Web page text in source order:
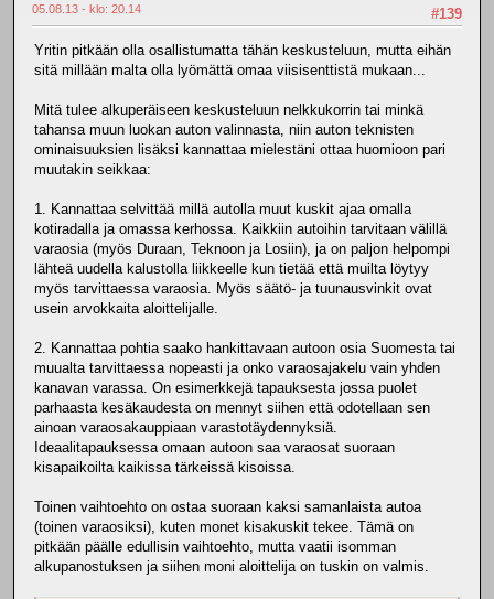
#139
05.08.13 - klo: 20.14
Yritin pitkään olla osallistumatta tähän keskusteluun, mutta eihän
sitä millään malta olla lyömättä omaa viisisenttistä mukaan...
Mitä tulee alkuperäiseen keskusteluun nelkkukorrin tai minkä
tahansa muun luokan auton valinnasta, niin auton teknisten
ominaisuuksien lisäksi kannattaa mielestäni ottaa huomioon pari
muutakin seikkaa:
1. Kannattaa selvittää millä autolla muut kuskit ajaa omalla
kotiradalla ja omassa kerhossa. Kaikkiin autoihin tarvitaan välillä
varaosia (myös Duraan, Teknoon ja Losiin), ja on paljon helpompi
lähteä uudella kalustolla liikkeelle kun tietää että muilta löytyy
myös tarvittaessa varaosia. Myös säätö- ja tuunausvinkit ovat
usein arvokkaita aloittelijalle.
2. Kannattaa pohtia saako hankittavaan autoon osia Suomesta tai
muualta tarvittaessa nopeasti ja onko varaosajakelu vain yhden
kanavan varassa. On esimerkkejä tapauksesta jossa puolet
parhaasta kesäkaudesta on mennyt siihen että odotellaan sen
ainoan varaosakauppiaan varastotäydennyksiä.
Ideaalitapauksessa omaan autoon saa varaosat suoraan
kisapaikoilta kaikissa tärkeissä kisoissa.
Toinen vaihtoehto on ostaa suoraan kaksi samanlaista autoa
(toinen varaosiksi), kuten monet kisakuskit tekee. Tämä on
pitkään päälle edullisin vaihtoehto, mutta vaatii isomman
alkupanostuksen ja siihen moni aloittelija on tuskin on valmis.